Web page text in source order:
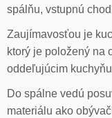
spálňu, vstupnú
Zaujímavosťou je
ktorý je položený na
oddeľujúcim
Do spálne vedú
materiálu ako